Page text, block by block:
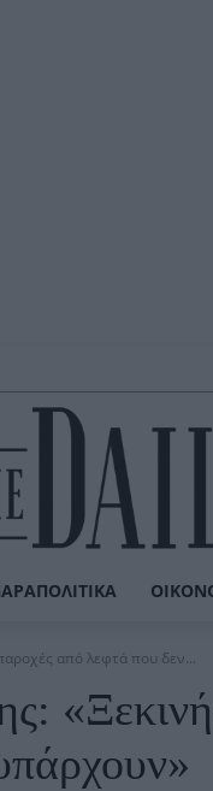
από λεφτά που δεν...